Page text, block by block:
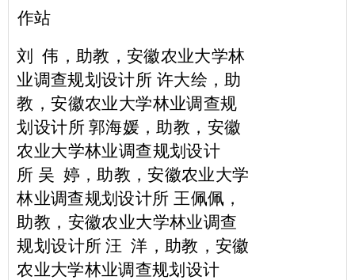
作站
刘 伟，助教，安徽农业大学林
业调查规划设计所 许大绘，助
教，安徽农业大学林业调查规
划设计所 郭海媛，助教，安徽
农业大学林业调查规划设计
所 吴 婷，助教，安徽农业大学
林业调查规划设计所 王佩佩，
助教，安徽农业大学林业调查
规划设计所 汪 洋，助教，安徽
农业大学林业调查规划设计